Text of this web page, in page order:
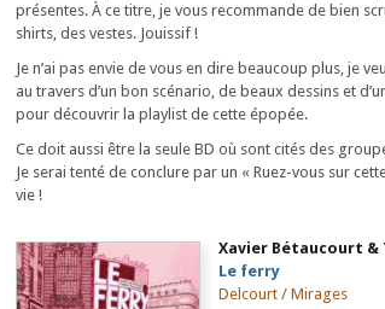
présentes. À ce titre, je vous recommande de bien
shirts, des vestes. Jouissif !
Je n’ai pas envie de vous en dire beaucoup plus, je
au travers d’un bon scénario, de beaux dessins et
pour découvrir la playlist de cette épopée.
Ce doit aussi être la seule BD où sont cités des
Je serai tenté de conclure par un « Ruez-vous sur
vie !
Xavier Bétaucourt &
Le ferry
Delcourt / Mirages